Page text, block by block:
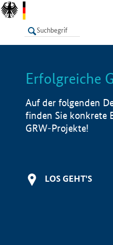
LISTE
Erfolgreiche
Auf der folgenden
finden Sie konkrete
GRW-Projekte!
LOS GEHT'S